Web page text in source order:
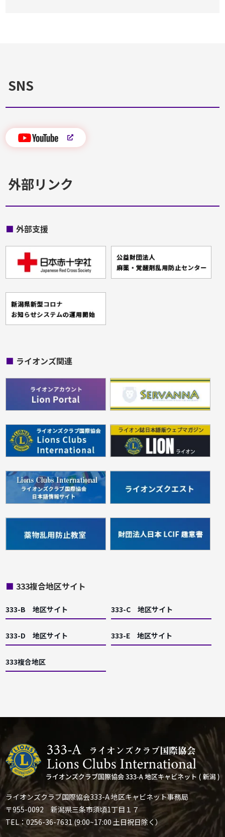
SNS
外部リンク
■ 外部支援
■ ライオンズ関連
■ 333複合地区サイト
333-B 地区サイト 333-C 地区サイト
333-D 地区サイト 333-E 地区サイト
333複合地区
ライオンズクラブ国際協会333-A 地区キャビネット事務局
〒955-0092 新潟県三条市須頃1丁目１７
TEL：0256-36-7631 (9:00~17:00 土日祝日除く）